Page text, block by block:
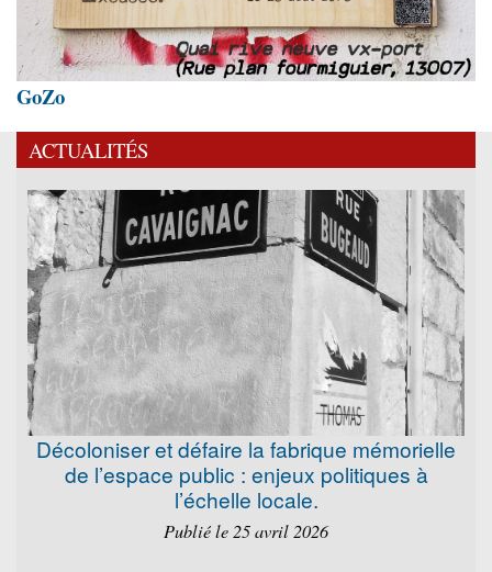
GoZo
ACTUALITÉS
Décoloniser et défaire la fabrique mémorielle
de l’espace public : enjeux politiques à
l’échelle locale.
Publié le 25 avril 2026